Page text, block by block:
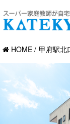
HOME 甲府駅北